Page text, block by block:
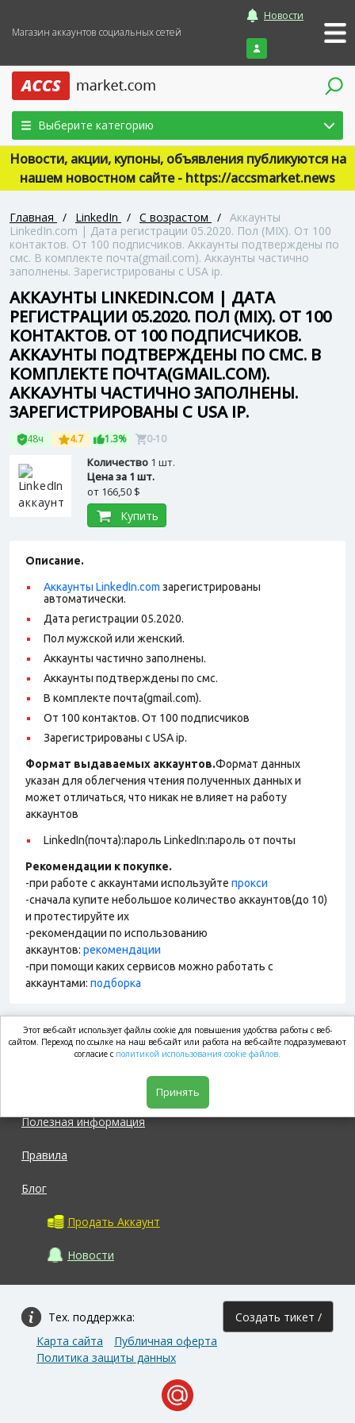
Магазин аккаунтов социальных сетей
Новости
Войти
Выберите категорию
Новости, акции, купоны, объявления публикуются на
нашем новостном сайте - https://accsmarket.news
Главная / LinkedIn / С возрастом / Аккаунты
LinkedIn.com | Дата регистрации 05.2020. Пол (MIX). От 100
контактов. От 100 подписчиков. Аккаунты подтверждены по
смс. В комплекте почта(gmail.com). Аккаунты частично
заполнены. Зарегистрированы с USA ip.
АККАУНТЫ LINKEDIN.COM | ДАТА
РЕГИСТРАЦИИ 05.2020. ПОЛ (MIX). ОТ 100
КОНТАКТОВ. ОТ 100 ПОДПИСЧИКОВ.
АККАУНТЫ ПОДТВЕРЖДЕНЫ ПО СМС. В
КОМПЛЕКТЕ ПОЧТА(GMAIL.COM).
АККАУНТЫ ЧАСТИЧНО ЗАПОЛНЕНЫ.
ЗАРЕГИСТРИРОВАНЫ С USA IP.
48ч 4.7 1.3% 0-10
Количество 1 шт.
Цена за 1 шт.
от 166,50 $
Купить
Описание.
Аккаунты LinkedIn.com зарегистрированы
автоматически.
Дата регистрации 05.2020.
Пол мужской или женский.
Аккаунты частично заполнены.
Аккаунты подтверждены по смс.
В комплекте почта(gmail.com).
От 100 контактов. От 100 подписчиков
Зарегистрированы с USA ip.
Формат выдаваемых аккаунтов.Формат данных
указан для облегчения чтения полученных данных и
может отличаться, что никак не влияет на работу
аккаунтов
LinkedIn(почта):пароль LinkedIn:пароль от почты
Рекомендации к покупке.
-при работе с аккаунтами используйте прокси
-сначала купите небольшое количество аккаунтов(до 10)
и протестируйте их
-рекомендации по использованию
аккаунтов: рекомендации
-при помощи каких сервисов можно работать с
аккаунтами: подборка
market.com
Полезная информация
Правила
Блог
Продать Аккаунт
Новости
Тех. поддержка: Создать тикет /
Карта сайта
Публичная оферта
Политика защиты данных
Этот веб-сайт использует файлы cookie для повышения удобства работы с веб-
сайтом. Переход по ссылке на наш веб-сайт или работа на веб-сайте подразумевают
согласие с политикой использования cookie файлов.
Принять